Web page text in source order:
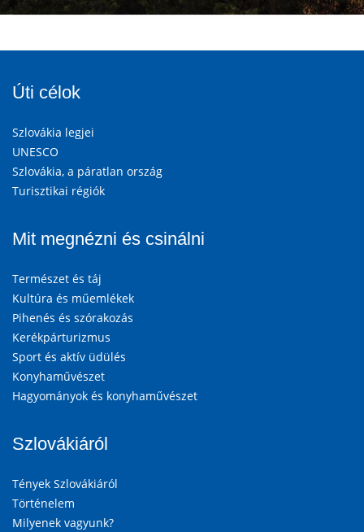
Úti célok
Szlovákia legjei
UNESCO
Szlovákia, a páratlan ország
Turisztikai régiók
Mit megnézni és csinálni
Természet és táj
Kultúra és műemlékek
Pihenés és szórakozás
Kerékpárturizmus
Sport és aktív üdülés
Konyhaművészet
Hagyományok és konyhaművészet
Szlovákiáról
Tények Szlovákiáról
Történelem
Milyenek vagyunk?